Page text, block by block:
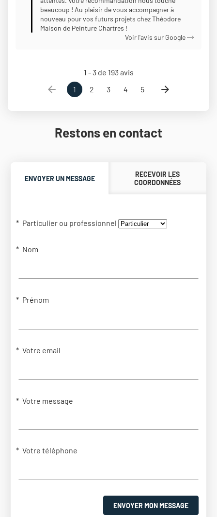
beaucoup ! Au plaisir de vous accompagner à
nouveau pour vos futurs projets chez Théodore
Maison de Peinture Chartres !
Voir l'avis sur Google
1 - 3 de 193 avis
1
2 3 4 5
Restons en contact
ENVOYER UN MESSAGE
RECEVOIR LES
COORDONNÉES
Particulier ou professionnel
Nom
Prénom
Votre email
Votre message
Votre téléphone
ENVOYER MON MESSAGE